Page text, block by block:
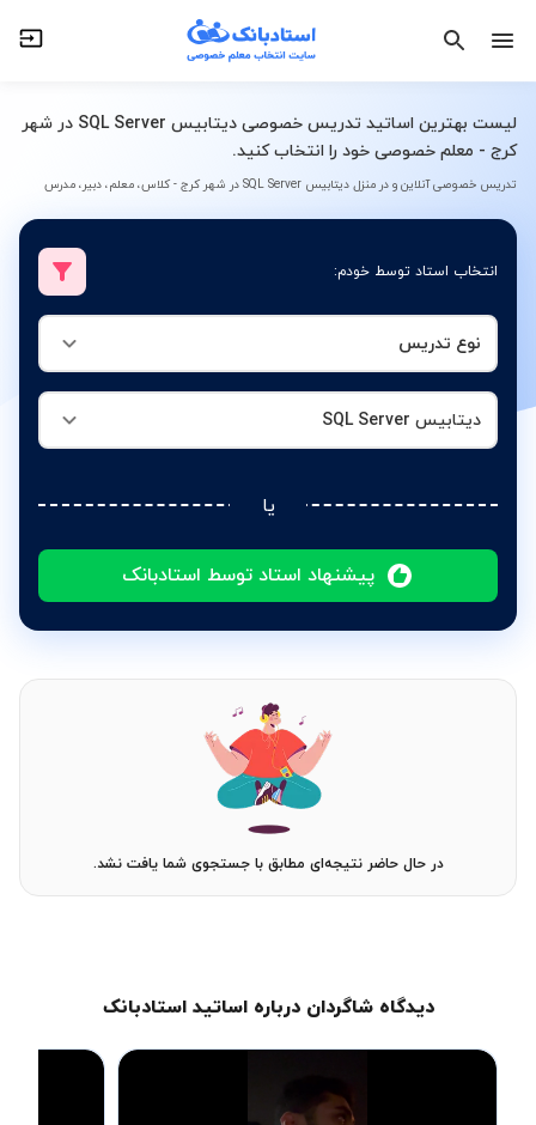
لیست بهترین اساتید تدریس خصوصی دیتابیس SQL Server در شهر
کرج - معلم خصوصی خود را انتخاب کنید.
تدریس خصوصی آنلاین و در منزل دیتابیس SQL Server در شهر کرج - کلاس، معلم، دبیر، مدرس
انتخاب استاد توسط خودم:
نوع تدریس
دیتابیس SQL Server
یا
پیشنهاد استاد توسط استادبانک
دیتابیس SQL Server
در حال حاضر نتیجه‌ای مطابق با جستجوی شما یافت نشد.
دیدگاه شاگردان درباره اساتید استادبانک